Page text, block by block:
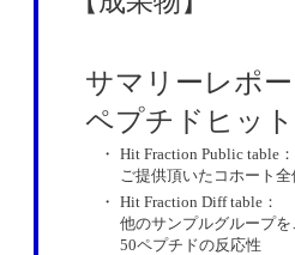
サマリーレポ
ペプチドヒッ
・ Hit Fraction Public table：
ご提供頂いたコホート
・ Hit Fraction Diff table：
他のサンプルグループ
50ペプチドの反応性